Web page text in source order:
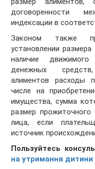
договоренности
индексации в
Законом также
установлении
наличие
денежных
алиментов расходы
числе на
имущества, сумма
размер
лица, если
источник
Пользуйтесь
на утримання дитини